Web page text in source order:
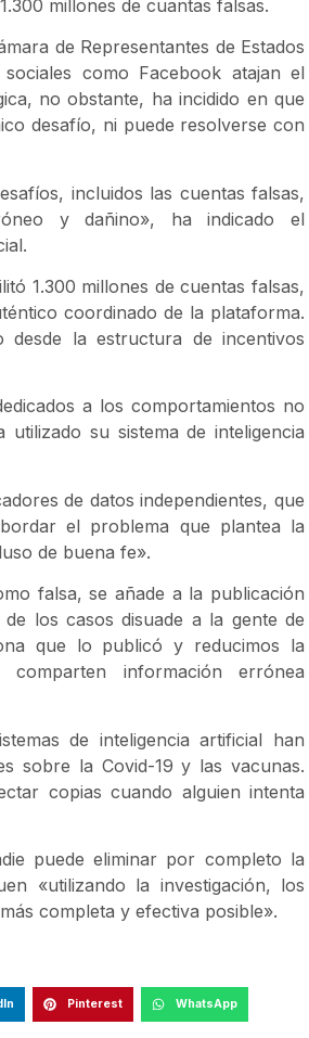
millones de cuantas falsas.
de Representantes de Estados
como Facebook atajan el
no obstante, ha incidido en que
desafío, ni puede resolverse con
incluidos las cuentas falsas,
y dañino», ha indicado el
1.300 millones de cuentas falsas,
coordinado de la plataforma.
desde la estructura de incentivos
a los comportamientos no
utilizado su sistema de inteligencia
de datos independientes, que
el problema que plantea la
de buena fe».
falsa, se añade a la publicación
los casos disuade a la gente de
que lo publicó y reducimos la
información errónea
de inteligencia artificial han
sobre la Covid-19 y las vacunas.
copias cuando alguien intenta
puede eliminar por completo la
«utilizando la investigación, los
completa y efectiva posible».
Pinterest WhatsApp